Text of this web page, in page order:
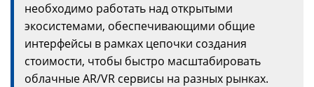
необходимо работать над открытыми
экосистемами, обеспечивающими общие
интерфейсы в рамках цепочки создания
стоимости, чтобы быстро масштабировать
облачные AR/VR сервисы на разных рынках.